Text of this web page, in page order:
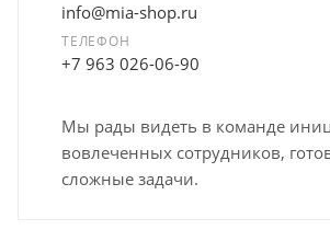
info@mia-shop.ru
ТЕЛЕФОН
+7 963 026-06-90
Мы рады видеть в команде
вовлеченных сотрудников,
сложные задачи.